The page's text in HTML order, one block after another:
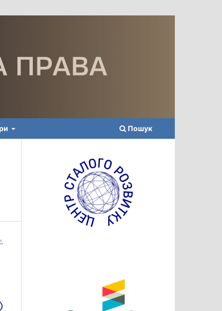
Пошук